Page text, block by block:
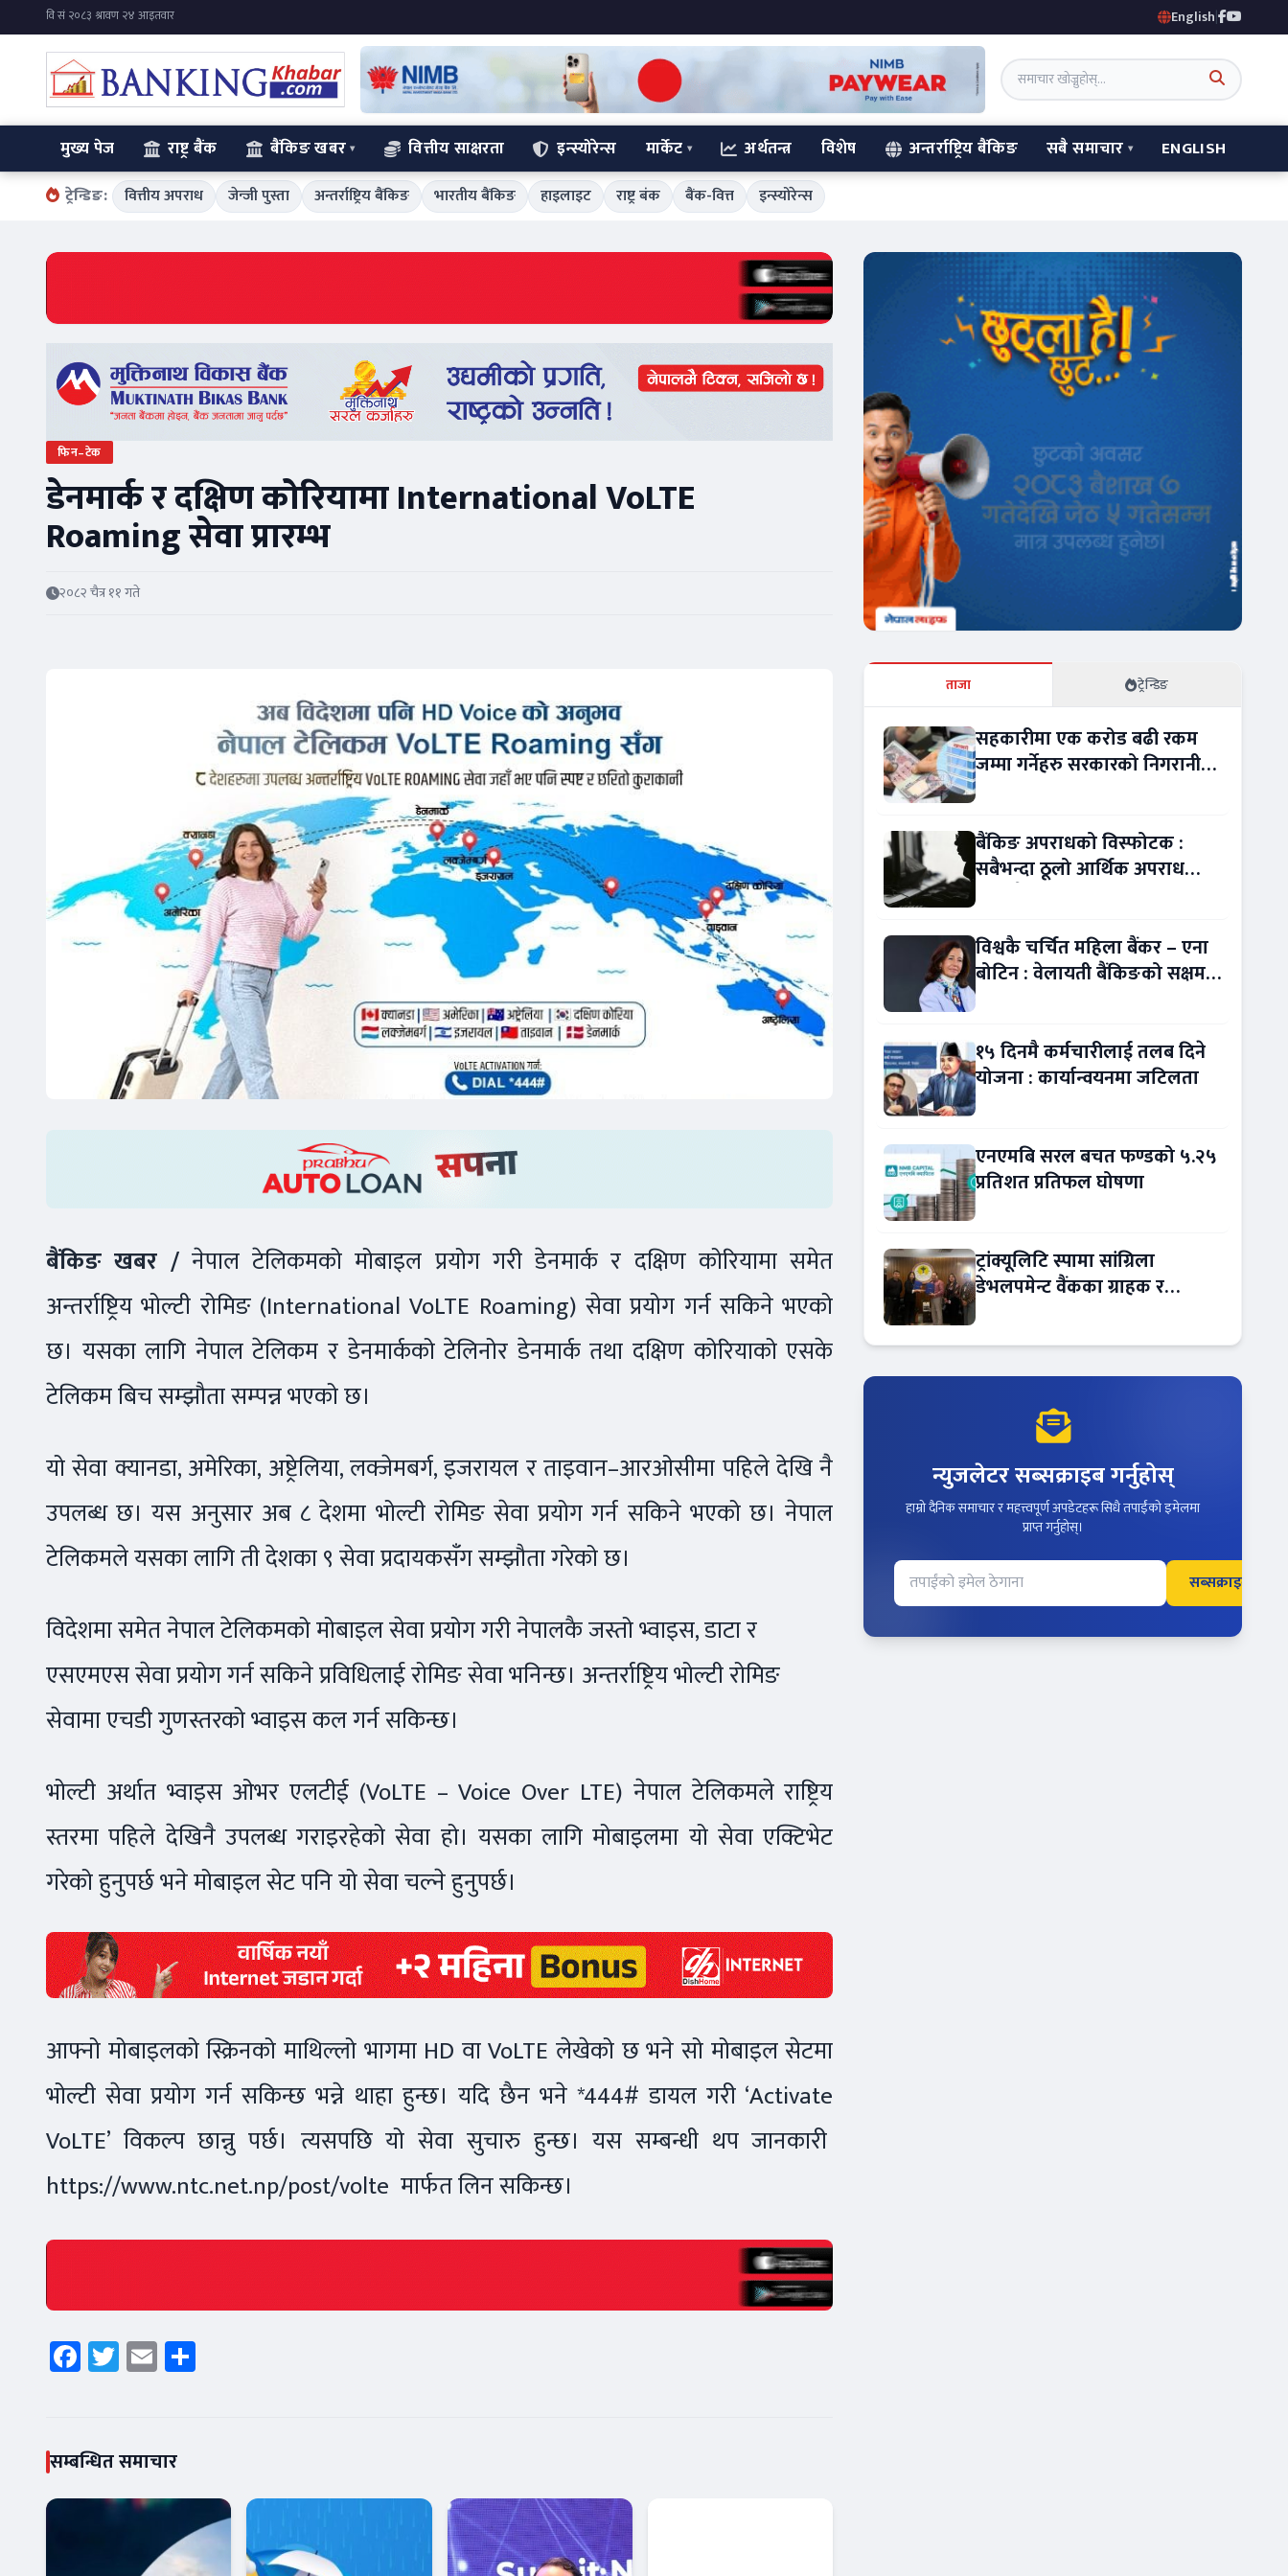
English|
मुख्य पेज राष्ट्र बैंक बैंकिङ खबर वित्तीय साक्षरता इन्स्योरेन्स मार्केट अर्थतन्त्र विशेष अन्तर्राष्ट्रिय बैंकिङ सबै समाचार ENGLISH
ट्रेन्डिङ: वित्तीय अपराध जेन्जी पुस्ता अन्तर्राष्ट्रिय बैंकिङ भारतीय बैंकिङ हाइलाइट राष्ट्र बंक बैंक-वित्त इन्स्योरेन्स
फिन–टेक
डेनमार्क र दक्षिण कोरियामा International VoLTE
Roaming सेवा प्रारम्भ
२०८२ चैत्र ११ गते
बैंकिङ खबर / नेपाल टेलिकमको मोबाइल प्रयोग गरी डेनमार्क र दक्षिण कोरियामा समेत
अन्तर्राष्ट्रिय भोल्टी रोमिङ (International VoLTE Roaming) सेवा प्रयोग गर्न सकिने भएको
छ। यसका लागि नेपाल टेलिकम र डेनमार्कको टेलिनोर डेनमार्क तथा दक्षिण कोरियाको एसके
टेलिकम बिच सम्झौता सम्पन्न भएको छ।
यो सेवा क्यानडा, अमेरिका, अष्ट्रेलिया, लक्जेमबर्ग, इजरायल र ताइवान–आरओसीमा पहिले देखि नै
उपलब्ध छ। यस अनुसार अब ८ देशमा भोल्टी रोमिङ सेवा प्रयोग गर्न सकिने भएको छ। नेपाल
टेलिकमले यसका लागि ती देशका ९ सेवा प्रदायकसँग सम्झौता गरेको छ।
विदेशमा समेत नेपाल टेलिकमको मोबाइल सेवा प्रयोग गरी नेपालकै जस्तो भ्वाइस, डाटा र
एसएमएस सेवा प्रयोग गर्न सकिने प्रविधिलाई रोमिङ सेवा भनिन्छ। अन्तर्राष्ट्रिय भोल्टी रोमिङ
सेवामा एचडी गुणस्तरको भ्वाइस कल गर्न सकिन्छ।
भोल्टी अर्थात भ्वाइस ओभर एलटीई (VoLTE – Voice Over LTE) नेपाल टेलिकमले राष्ट्रिय
स्तरमा पहिले देखिनै उपलब्ध गराइरहेको सेवा हो। यसका लागि मोबाइलमा यो सेवा एक्टिभेट
गरेको हुनुपर्छ भने मोबाइल सेट पनि यो सेवा चल्ने हुनुपर्छ।
आफ्नो मोबाइलको स्क्रिनको माथिल्लो भागमा HD वा VoLTE लेखेको छ भने सो मोबाइल सेटमा
भोल्टी सेवा प्रयोग गर्न सकिन्छ भन्ने थाहा हुन्छ। यदि छैन भने *444# डायल गरी ‘Activate
VoLTE’ विकल्प छान्नु पर्छ। त्यसपछि यो सेवा सुचारु हुन्छ। यस सम्बन्धी थप जानकारी
https://www.ntc.net.np/post/volte मार्फत लिन सकिन्छ।
Facebook
Twitter
Email
सम्बन्धित समाचार
ताजा ट्रेन्डिङ
सहकारीमा एक करोड बढी रकम
जम्मा गर्नेहरु सरकारको निगरानीमा
बैंकिङ अपराधको विस्फोटक :
सबैभन्दा ठूलो आर्थिक अपराध
विश्वकै चर्चित महिला बैंकर – एना
बोटिन : वेलायती बैंकिङको सक्षम
१५ दिनमै कर्मचारीलाई तलब दिने
योजना : कार्यान्वयनमा जटिलता
एनएमबि सरल बचत फण्डको ५.२५
प्रतिशत प्रतिफल घोषणा
ट्रांक्यूलिटि स्पामा सांग्रिला
डेभलपमेन्ट वैंकका ग्राहक र
न्युजलेटर सब्सक्राइब गर्नुहोस्
हाम्रो दैनिक समाचार र महत्त्वपूर्ण अपडेटहरू सिधै तपाईंको इमेलमा
प्राप्त गर्नुहोस्।
सब्सक्राइब